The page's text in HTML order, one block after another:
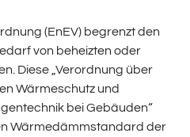
(EnEV) begrenzt den
von beheizten oder
Diese „Verordnung über
Wärmeschutz und
bei Gebäuden“
Wärmedämmstandard der